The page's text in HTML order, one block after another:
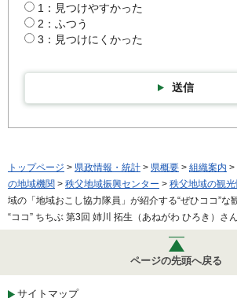
1：見つけやすかった
2：ふつう
3：見つけにくかった
送信
トップページ > 県政情報・統計 > 県概要 > 組織案内 >
の地域機関 > 秩父地域振興センター > 秩父地域の観
域の「地域おこし協力隊員」が紹介する“ぜひココ”な
“ココ” ちちぶ 第3回 姉川 拓生（あねがわ ひろき）さん
ページの先頭へ戻る
サイトマップ